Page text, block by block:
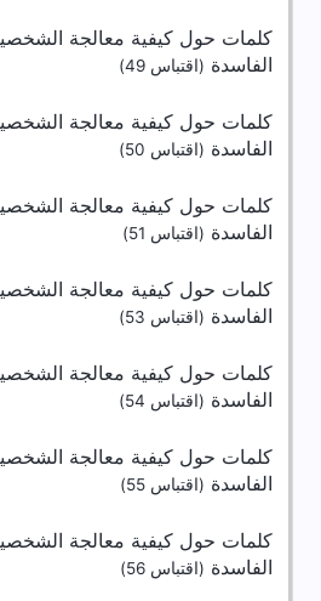
كلمات حول كيفية معالجة
الفاسدة (اقتباس 49)
كلمات حول كيفية معالجة
الفاسدة (اقتباس 50)
كلمات حول كيفية معالجة
الفاسدة (اقتباس 51)
كلمات حول كيفية معالجة
الفاسدة (اقتباس 53)
كلمات حول كيفية معالجة
الفاسدة (اقتباس 54)
كلمات حول كيفية معالجة
الفاسدة (اقتباس 55)
كلمات حول كيفية معالجة
الفاسدة (اقتباس 56)